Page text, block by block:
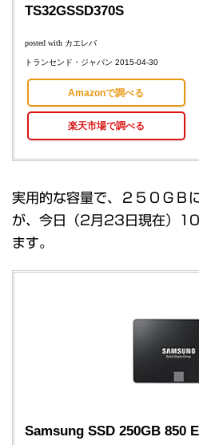
TS32GSSD370S
posted with カエレバ
トランセンド・ジャパン 2015-04-30
Amazonで調べる
楽天市場で調べる
実用的な容量で、２５０ＧＢ
が、今日（2月23日現在）
ます。
Samsung SSD 250GB 850